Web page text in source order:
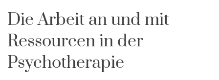
Die Arbeit an und mit
Ressourcen in der
Psychotherapie